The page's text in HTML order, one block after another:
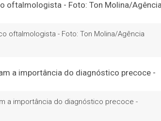
oftalmologista - Foto: Ton Molina/Agência
a importância do diagnóstico precoce -